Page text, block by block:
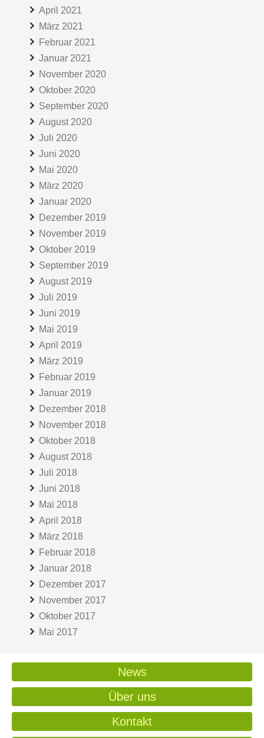
April 2021
März 2021
Februar 2021
Januar 2021
November 2020
Oktober 2020
September 2020
August 2020
Juli 2020
Juni 2020
Mai 2020
März 2020
Januar 2020
Dezember 2019
November 2019
Oktober 2019
September 2019
August 2019
Juli 2019
Juni 2019
Mai 2019
April 2019
März 2019
Februar 2019
Januar 2019
Dezember 2018
November 2018
Oktober 2018
August 2018
Juli 2018
Juni 2018
Mai 2018
April 2018
März 2018
Februar 2018
Januar 2018
Dezember 2017
November 2017
Oktober 2017
Mai 2017
News
Über uns
Kontakt